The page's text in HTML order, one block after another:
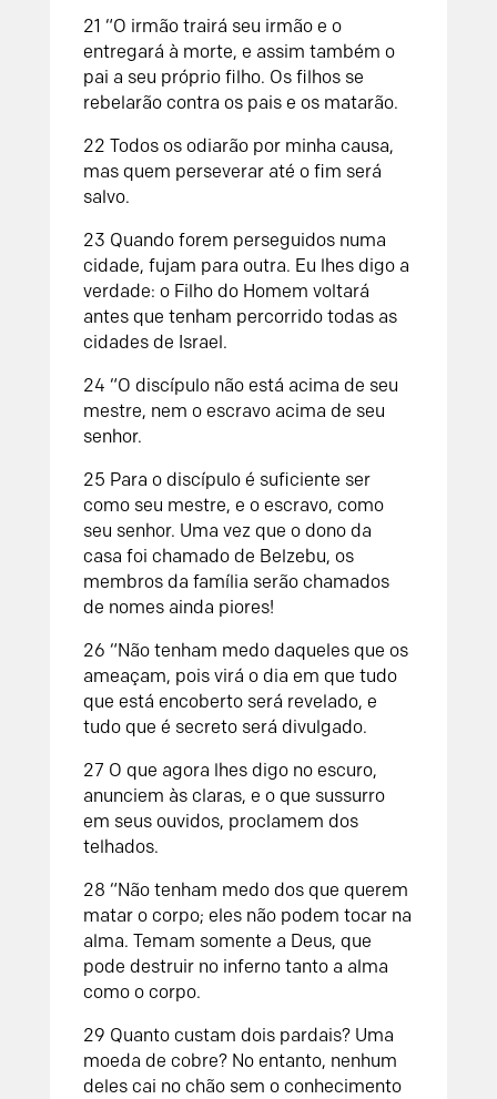
21 “O irmão trairá seu irmão e o
entregará à morte, e assim também o
pai a seu próprio filho. Os filhos se
rebelarão contra os pais e os matarão.
22 Todos os odiarão por minha causa,
mas quem perseverar até o fim será
salvo.
23 Quando forem perseguidos numa
cidade, fujam para outra. Eu lhes digo a
verdade: o Filho do Homem voltará
antes que tenham percorrido todas as
cidades de Israel.
24 “O discípulo não está acima de seu
mestre, nem o escravo acima de seu
senhor.
25 Para o discípulo é suficiente ser
como seu mestre, e o escravo, como
seu senhor. Uma vez que o dono da
casa foi chamado de Belzebu, os
membros da família serão chamados
de nomes ainda piores!
26 “Não tenham medo daqueles que os
ameaçam, pois virá o dia em que tudo
que está encoberto será revelado, e
tudo que é secreto será divulgado.
27 O que agora lhes digo no escuro,
anunciem às claras, e o que sussurro
em seus ouvidos, proclamem dos
telhados.
28 “Não tenham medo dos que querem
matar o corpo; eles não podem tocar na
alma. Temam somente a Deus, que
pode destruir no inferno tanto a alma
como o corpo.
29 Quanto custam dois pardais? Uma
moeda de cobre? No entanto, nenhum
deles cai no chão sem o conhecimento